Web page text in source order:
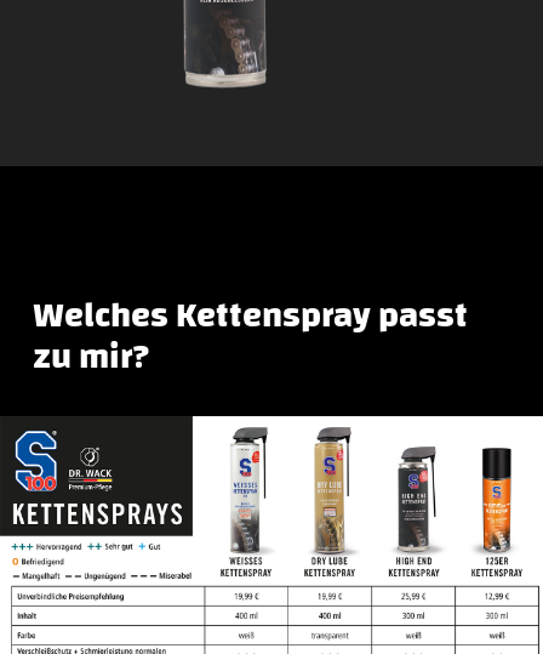
Welches Kettenspray passt
zu mir?